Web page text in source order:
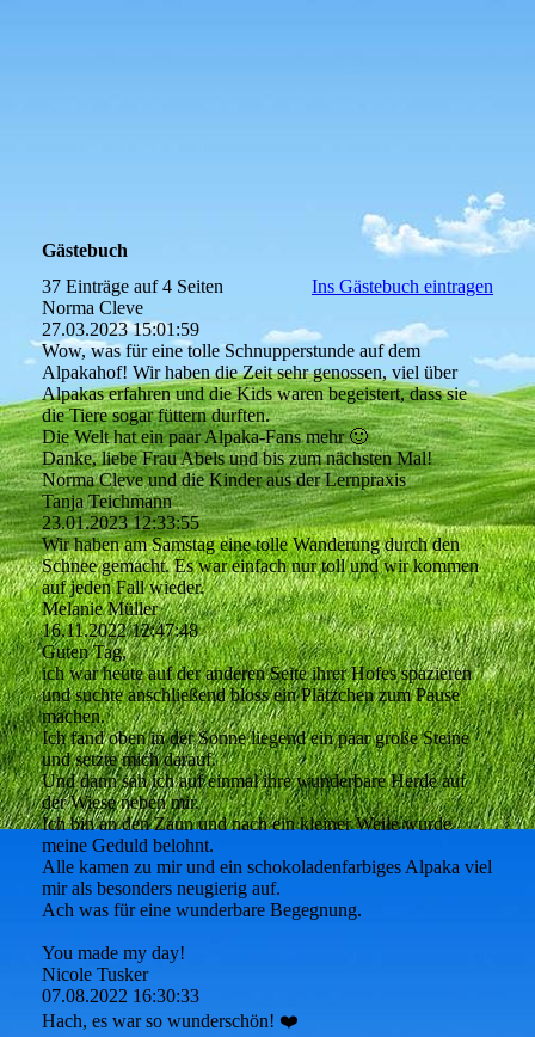
Gästebuch
37 Einträge auf 4 Seiten
Ins Gästebuch eintragen
Norma Cleve
27.03.2023 15:01:59
Wow, was für eine tolle Schnupperstunde auf dem
Alpakahof! Wir haben die Zeit sehr genossen, viel über
Alpakas erfahren und die Kids waren begeistert, dass sie
die Tiere sogar füttern durften.
Die Welt hat ein paar Alpaka-Fans mehr 🙂
Danke, liebe Frau Abels und bis zum nächsten Mal!
Norma Cleve und die Kinder aus der Lernpraxis
Tanja Teichmann
23.01.2023 12:33:55
Wir haben am Samstag eine tolle Wanderung durch den
Schnee gemacht. Es war einfach nur toll und wir kommen
auf jeden Fall wieder.
Melanie Müller
16.11.2022 12:47:48
Guten Tag,
ich war heute auf der anderen Seite ihrer Hofes spazieren
und suchte anschließend bloss ein Plätzchen zum Pause
machen.
Ich fand oben in der Sonne liegend ein paar große Steine
und setzte mich darauf.
Und dann sah ich auf einmal ihre wunderbare Herde auf
der Wiese neben mir.
Ich bin an den Zaun und nach ein kleiner Weile wurde
meine Geduld belohnt.
Alle kamen zu mir und ein schokoladenfarbiges Alpaka viel
mir als besonders neugierig auf.
Ach was für eine wunderbare Begegnung.
You made my day!
Nicole Tusker
07.08.2022 16:30:33
Hach, es war so wunderschön! ❤️